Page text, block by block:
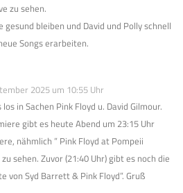
zu sehen.
gesund bleiben und David und Polly schnell
Songs erarbeiten.
2025 um 10:55 Uhr
in Sachen Pink Floyd u. David Gilmour.
gibt es heute Abend um 23:15 Uhr
nähmlich ” Pink Floyd at Pompeii
sehen. Zuvor (21:40 Uhr) gibt es noch die
von Syd Barrett & Pink Floyd”. Gruß